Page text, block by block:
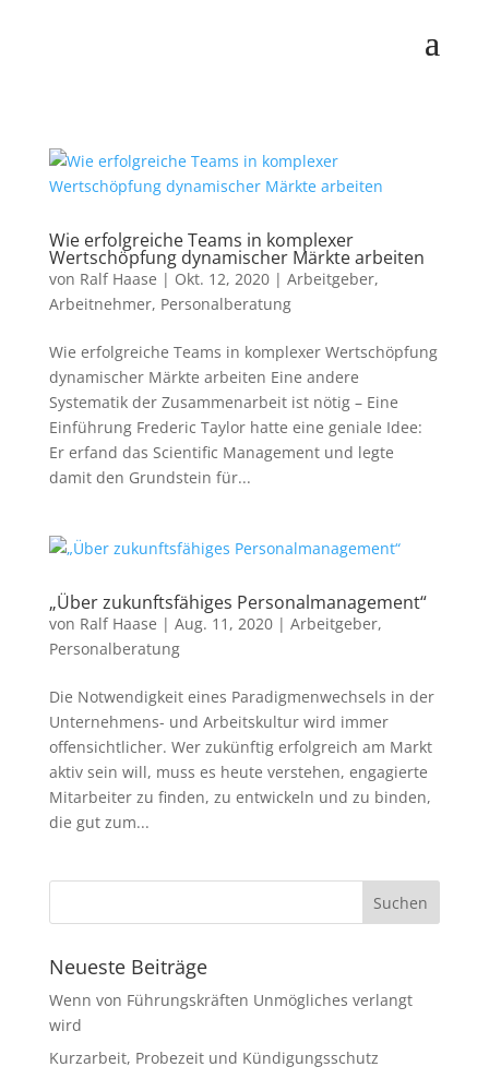
Wie erfolgreiche Teams in komplexer
Wertschöpfung dynamischer Märkte arbeiten
von Ralf Haase | Okt. 12, 2020| Arbeitgeber,
Arbeitnehmer, Personalberatung
Wie erfolgreiche Teams in komplexer Wertschöpfung
dynamischer Märkte arbeiten Eine andere
Systematik der Zusammenarbeit ist nötig – Eine
Einführung Frederic Taylor hatte eine geniale Idee:
Er erfand das Scientific Management und legte
damit den Grundstein für...
„Über zukunftsfähiges Personalmanagement“
von Ralf Haase | Aug. 11, 2020| Arbeitgeber,
Personalberatung
Die Notwendigkeit eines Paradigmenwechsels in der
Unternehmens- und Arbeitskultur wird immer
offensichtlicher. Wer zukünftig erfolgreich am Markt
aktiv sein will, muss es heute verstehen, engagierte
Mitarbeiter zu finden, zu entwickeln und zu binden,
die gut zum...
Neueste Beiträge
Wenn von Führungskräften Unmögliches verlangt
wird
Kurzarbeit, Probezeit und Kündigungsschutz